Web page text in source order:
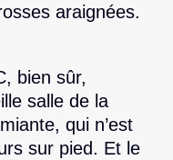
araignées.
bien sûr,
salle de la
qui n’est
sur pied. Et le